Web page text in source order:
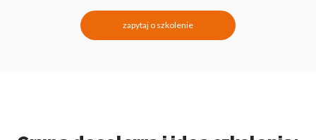
zapytaj o szkolenie